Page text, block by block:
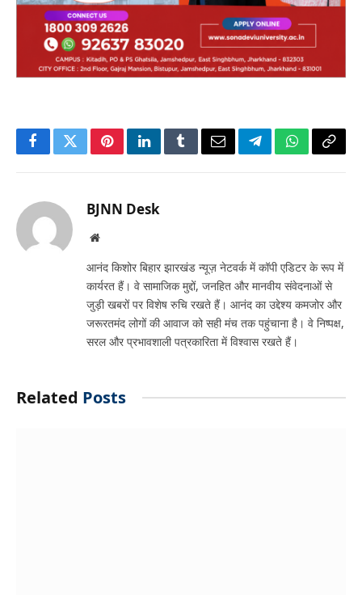
FacebookTwitterPinterestLinkedInTumblrEmailTelegramWhatsApp
Copy
BJNN Desk
Website
आनंद किशोर बिहार झारखंड न्यूज़ नेटवर्क में कॉपी एडिटर के रूप में
कार्यरत हैं। वे सामाजिक मुद्दों, जनहित और मानवीय संवेदनाओं से
जुड़ी खबरों पर विशेष रुचि रखते हैं। आनंद का उद्देश्य कमजोर और
जरूरतमंद लोगों की आवाज को सही मंच तक पहुंचाना है। वे निष्पक्ष,
सरल और प्रभावशाली पत्रकारिता में विश्वास रखते हैं।
Related Posts